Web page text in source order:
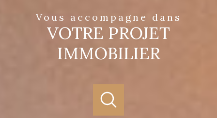
Vous accompagne dans
VOTRE PROJET
IMMOBILIER